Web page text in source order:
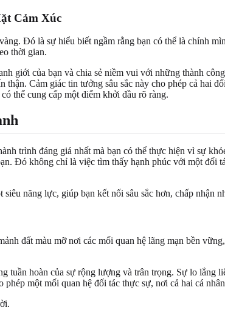
Cảm Xúc
Đó là sự hiểu biết ngầm rằng bạn có thể là chính
thời gian.
giới của bạn và chia sẻ niềm vui với những thành
Cảm giác tin tưởng sâu sắc này cho phép cả hai
có thể cung cấp một điểm khởi đầu rõ ràng.
trình đáng giá nhất mà bạn có thể thực hiện vì sự
Đó không chỉ là việc tìm thấy hạnh phúc với một đối
năng lực, giúp bạn kết nối sâu sắc hơn, chấp nhận
đất màu mỡ nơi các mối quan hệ lãng mạn bền
hoàn của sự rộng lượng và trân trọng. Sự lo lắng
một mối quan hệ đối tác thực sự, nơi cả hai cá